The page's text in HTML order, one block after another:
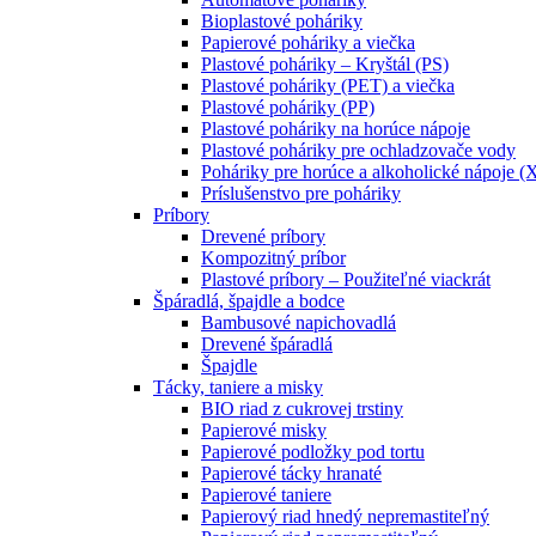
Bioplastové poháriky
Papierové poháriky a viečka
Plastové poháriky – Kryštál (PS)
Plastové poháriky (PET) a viečka
Plastové poháriky (PP)
Plastové poháriky na horúce nápoje
Plastové poháriky pre ochladzovače vody
Poháriky pre horúce a alkoholické nápoje
Príslušenstvo pre poháriky
Príbory
Drevené príbory
Kompozitný príbor
Plastové príbory – Použiteľné viackrát
Špáradlá, špajdle a bodce
Bambusové napichovadlá
Drevené špáradlá
Špajdle
Tácky, taniere a misky
BIO riad z cukrovej trstiny
Papierové misky
Papierové podložky pod tortu
Papierové tácky hranaté
Papierové taniere
Papierový riad hnedý nepremastiteľný